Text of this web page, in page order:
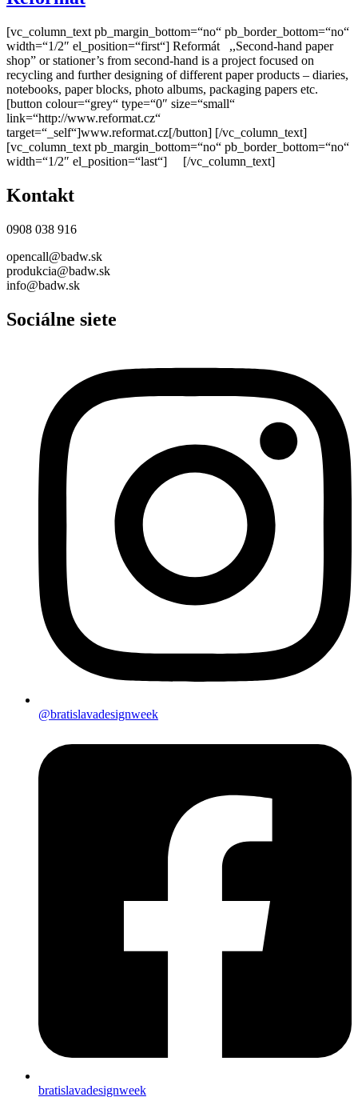
[vc_column_text pb_margin_bottom=“no“ pb_border_bottom=“no“
width=“1/2″ el_position=“first“] Reformát ,,Second-hand paper
shop” or stationer’s from second-hand is a project focused on
recycling and further designing of different paper products – diaries,
notebooks, paper blocks, photo albums, packaging papers etc.
[button colour=“grey“ type=“0″ size=“small“
link=“http://www.reformat.cz“
target=“_self“]www.reformat.cz[/button] [/vc_column_text]
[vc_column_text pb_margin_bottom=“no“ pb_border_bottom=“no“
width=“1/2″ el_position=“last“] [/vc_column_text]
Kontakt
0908 038 916
opencall@badw.sk
produkcia@badw.sk
info@badw.sk
Sociálne siete
@bratislavadesignweek
bratislavadesignweek